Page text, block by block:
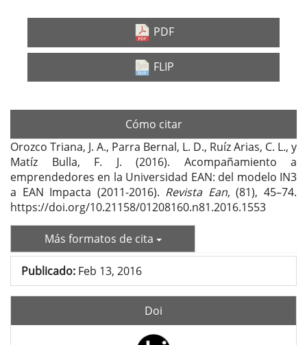
PDF
FLIP
Cómo citar
Orozco Triana, J. A., Parra Bernal, L. D., Ruíz Arias, C. L., y
Matíz Bulla, F. J. (2016). Acompañamiento a
emprendedores en la Universidad EAN: del modelo IN3
a EAN Impacta (2011-2016). Revista Ean, (81), 45–74.
https://doi.org/10.21158/01208160.n81.2016.1553
Más formatos de cita
Publicado: Feb 13, 2016
Doi